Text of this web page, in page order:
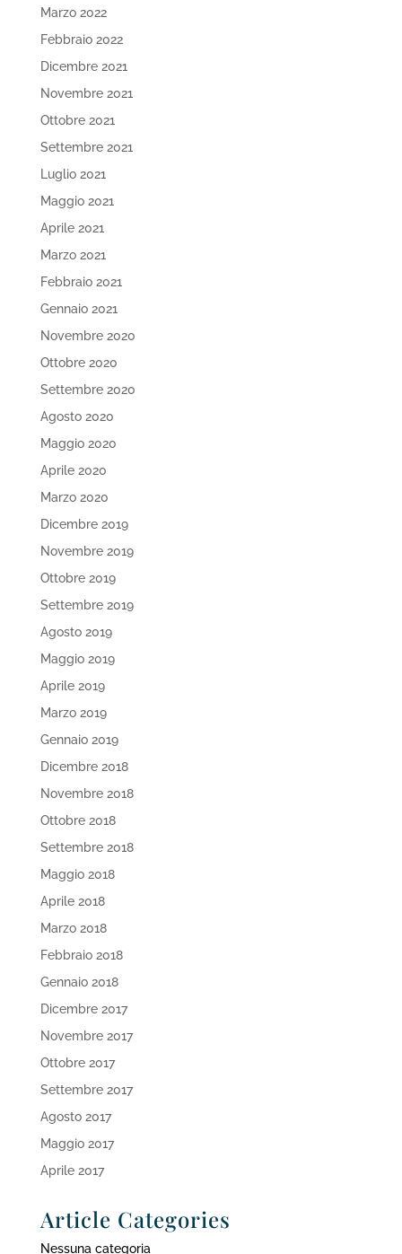
Marzo 2022
Febbraio 2022
Dicembre 2021
Novembre 2021
Ottobre 2021
Settembre 2021
Luglio 2021
Maggio 2021
Aprile 2021
Marzo 2021
Febbraio 2021
Gennaio 2021
Novembre 2020
Ottobre 2020
Settembre 2020
Agosto 2020
Maggio 2020
Aprile 2020
Marzo 2020
Dicembre 2019
Novembre 2019
Ottobre 2019
Settembre 2019
Agosto 2019
Maggio 2019
Aprile 2019
Marzo 2019
Gennaio 2019
Dicembre 2018
Novembre 2018
Ottobre 2018
Settembre 2018
Maggio 2018
Aprile 2018
Marzo 2018
Febbraio 2018
Gennaio 2018
Dicembre 2017
Novembre 2017
Ottobre 2017
Settembre 2017
Agosto 2017
Maggio 2017
Aprile 2017
Article Categories
Nessuna categoria